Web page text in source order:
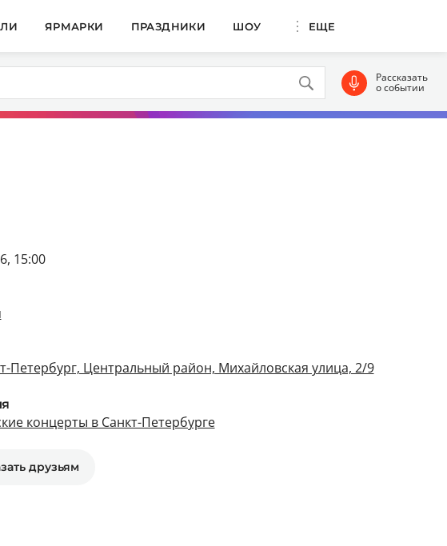
ЯРМАРКИ ПРАЗДНИКИ ШОУ ЕЩЕ
Рассказать
о событии
15:00
Петербург, Центральный район, Михайловская улица, 2/9
концерты в Санкт-Петербурге
друзьям